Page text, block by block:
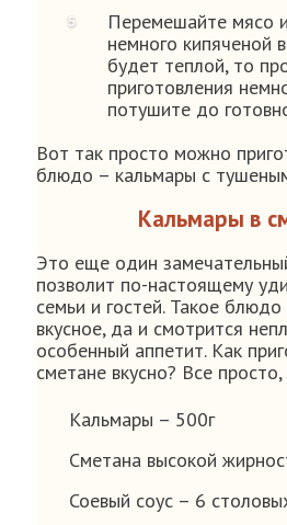
Перемешайте мясо
немного кипяченой
будет теплой, то
приготовления
потушите до
Вот так просто можно
блюдо – кальмары с
Кальмары в
Это еще один
позволит по-настоящему
семьи и гостей. Такое
вкусное, да и смотрится
особенный аппетит. Как
сметане вкусно? Все
Кальмары – 500г
Сметана высокой
Соевый соус – 6